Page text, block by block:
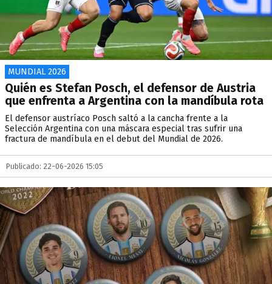
MUNDIAL 2026
Quién es Stefan Posch, el defensor de Austria
que enfrenta a Argentina con la mandíbula rota
El defensor austríaco Posch saltó a la cancha frente a la
Selección Argentina con una máscara especial tras sufrir una
fractura de mandíbula en el debut del Mundial de 2026.
Publicado: 22-06-2026 15:05